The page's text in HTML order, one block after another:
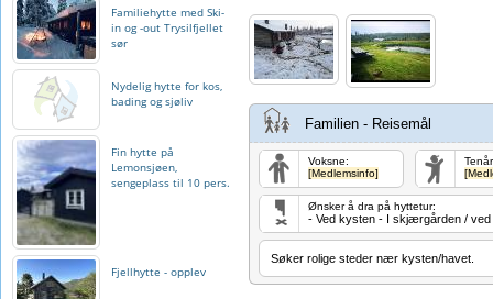
Familiehytte med Ski-
in og -out Trysilfjellet
sør
Nydelig hytte for kos,
bading og sjøliv
Fin hytte på
Lemonsjøen,
sengeplass til 10 pers.
Fjellhytte - opplev
Familien - Reisemål
Voksne:
[Medlemsinfo]
Ønsker å dra på hyttetur:
- Ved kysten - I skjærgården / ved
Søker rolige steder nær kysten/havet.